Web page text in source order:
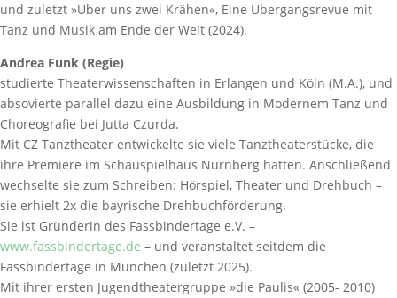
und zuletzt »Über uns zwei Krähen«, Eine Übergangsrevue mit
Tanz und Musik am Ende der Welt (2024).
Andrea Funk (Regie)
studierte Theaterwissenschaften in Erlangen und Köln (M.A.), und
absovierte parallel dazu eine Ausbildung in Modernem Tanz und
Choreografie bei Jutta Czurda.
Mit CZ Tanztheater entwickelte sie viele Tanztheaterstücke, die
ihre Premiere im Schauspielhaus Nürnberg hatten. Anschließend
wechselte sie zum Schreiben: Hörspiel, Theater und Drehbuch –
sie erhielt 2x die bayrische Drehbuchförderung.
Sie ist Gründerin des Fassbindertage e.V. –
www.fassbindertage.de – und veranstaltet seitdem die
Fassbindertage in München (zuletzt 2025).
Mit ihrer ersten Jugendtheatergruppe »die Paulis« (2005- 2010)